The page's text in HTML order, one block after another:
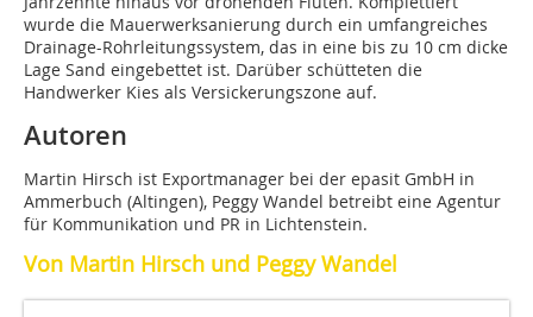
wurde die Mauerwerksanierung durch ein umfangreiches
Drainage-Rohrleitungssystem, das in eine bis zu 10 cm dicke
Lage Sand eingebettet ist. Darüber schütteten die
Handwerker Kies als Versickerungszone auf.
Autoren
Martin Hirsch ist Exportmanager bei der epasit GmbH in
Ammerbuch (Altingen), Peggy Wandel betreibt eine Agentur
für Kommunikation und PR in Lichtenstein.
Von Martin Hirsch und Peggy Wandel